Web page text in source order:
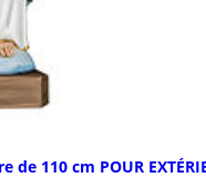
110 cm POUR